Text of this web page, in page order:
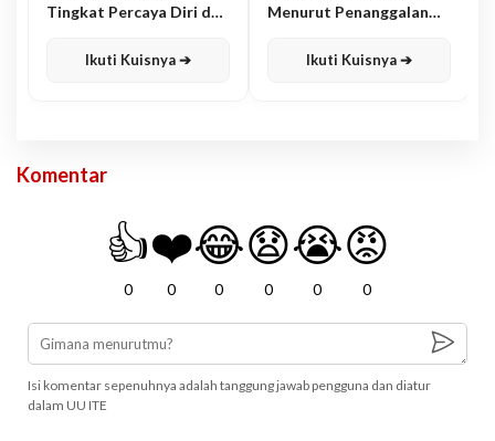
Tingkat Percaya Diri dan
Ikuti Kuisnya ➔
Menurut Penanggalan
Ikuti Kuisnya ➔
Komentar
👍
0
❤️
0
😂
0
😧
0
😭
0
😡
0
Isi komentar sepenuhnya adalah tanggung jawab pengguna dan diatur
dalam UU ITE